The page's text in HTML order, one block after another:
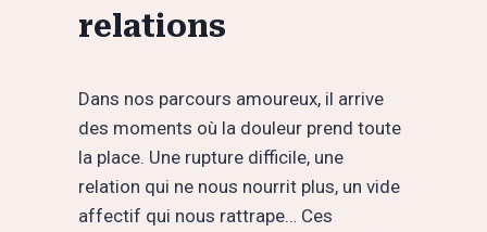
relations
Dans nos parcours amoureux, il arrive
des moments où la douleur prend toute
la place. Une rupture difficile, une
relation qui ne nous nourrit plus, un vide
affectif qui nous rattrape… Ces